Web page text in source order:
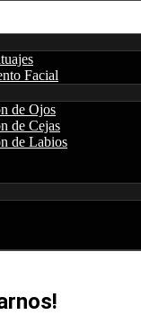
Facial
de Ojos
de Cejas
de Labios